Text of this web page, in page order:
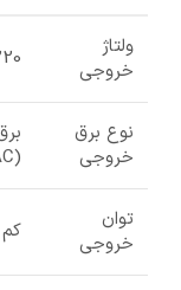
ولتاژ
خروجی
220
نوع برق
خروجی
(AC)
توان
خروجی